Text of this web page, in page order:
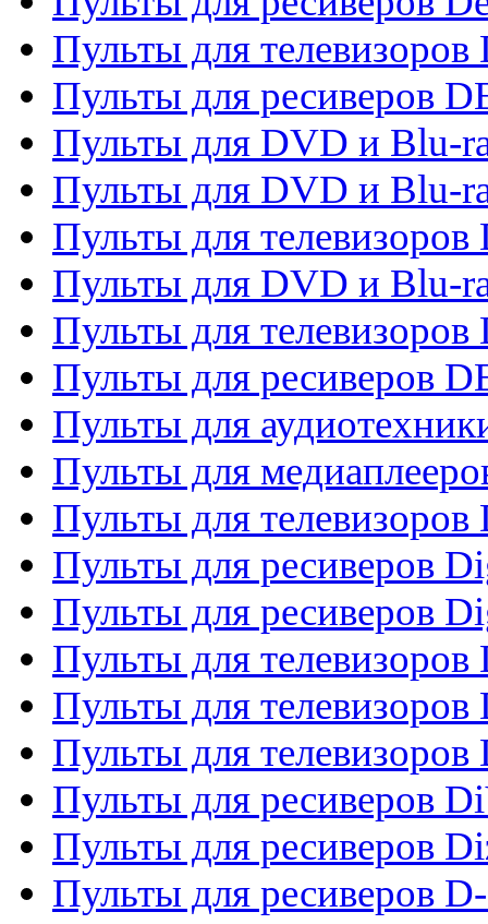
Пульты для телевизоров
Пульты для ресиверов
Пульты для DVD и Blu-
Пульты для DVD и Blu-
Пульты для
Пульты для DVD и Blu-
Пульты для телевизоров
Пульты для ресиверов
Пульты для
Пульты для
Пульты для телевизоров
Пульты для ресиверов
Пульты для ресиверов
Пульты для
Пульты для
Пульты для телевизоров
Пульты для ресиверов
Пульты для ресиверов
Пульты для ресиверов